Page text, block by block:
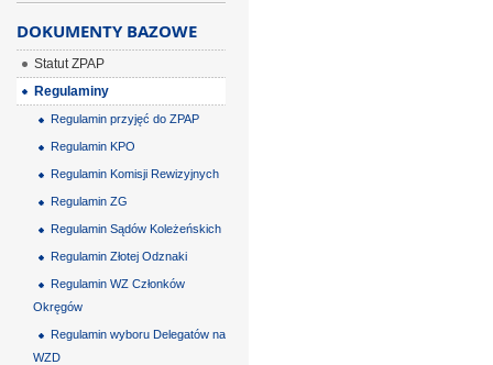
DOKUMENTY BAZOWE
Statut ZPAP
Regulaminy
Regulamin przyjęć do ZPAP
Regulamin KPO
Regulamin Komisji Rewizyjnych
Regulamin ZG
Regulamin Sądów Koleżeńskich
Regulamin Złotej Odznaki
Regulamin WZ Członków
Okręgów
Regulamin wyboru Delegatów na
WZD